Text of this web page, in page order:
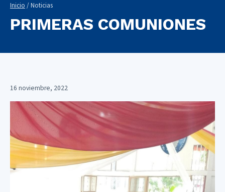
Inicio / Noticias
PRIMERAS COMUNIONES
16 noviembre, 2022